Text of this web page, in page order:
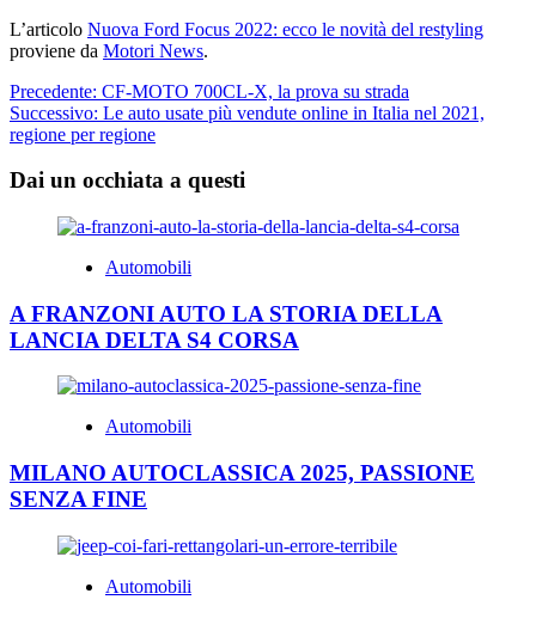
L’articolo Nuova Ford Focus 2022: ecco le novità del restyling
proviene da Motori News.
Navigazione
articolo
Precedente: CF-MOTO 700CL-X, la prova su strada
Successivo: Le auto usate più vendute online in Italia nel 2021,
regione per regione
Dai un occhiata a questi
Automobili
A FRANZONI AUTO LA STORIA DELLA
LANCIA DELTA S4 CORSA
Automobili
MILANO AUTOCLASSICA 2025, PASSIONE
SENZA FINE
Automobili